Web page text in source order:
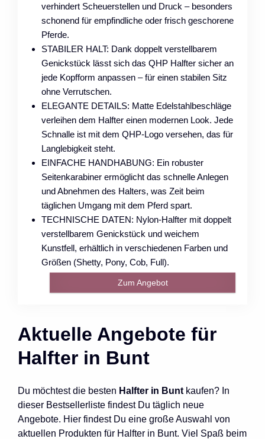
verhindert Scheuerstellen und Druck – besonders
schonend für empfindliche oder frisch geschorene
Pferde.
STABILER HALT: Dank doppelt verstellbarem
Genickstück lässt sich das QHP Halfter sicher an
jede Kopfform anpassen – für einen stabilen Sitz
ohne Verrutschen.
ELEGANTE DETAILS: Matte Edelstahlbeschläge
verleihen dem Halfter einen modernen Look. Jede
Schnalle ist mit dem QHP-Logo versehen, das für
Langlebigkeit steht.
EINFACHE HANDHABUNG: Ein robuster
Seitenkarabiner ermöglicht das schnelle Anlegen
und Abnehmen des Halters, was Zeit beim
täglichen Umgang mit dem Pferd spart.
TECHNISCHE DATEN: Nylon-Halfter mit doppelt
verstellbarem Genickstück und weichem
Kunstfell, erhältlich in verschiedenen Farben und
Größen (Shetty, Pony, Cob, Full).
Zum Angebot
Aktuelle Angebote für
Halfter in Bunt
Du möchtest die besten Halfter in Bunt kaufen? In
dieser Bestsellerliste findest Du täglich neue
Angebote. Hier findest Du eine große Auswahl von
aktuellen Produkten für Halfter in Bunt. Viel Spaß beim